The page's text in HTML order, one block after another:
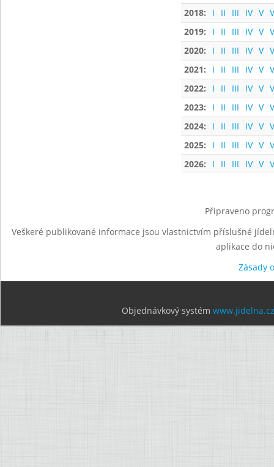
2018:
I II III IV V
2019:
I II III IV V
2020:
I II III IV V
2021:
I II III IV V
2022:
I II III IV V
2023:
I II III IV V
2024:
I II III IV V
2025:
I II III IV V
2026:
I II III IV V
Připraveno
Veškeré publikované informace jsou vlastnictvím příslušné
aplikace do
Zásady
Objednávkový systém www.jidelna.cz